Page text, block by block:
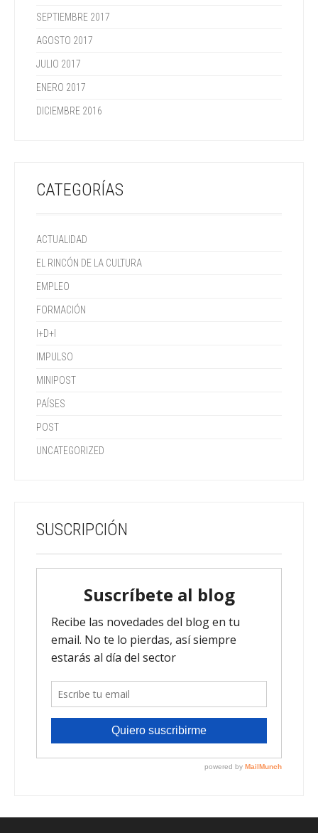
SEPTIEMBRE 2017
AGOSTO 2017
JULIO 2017
ENERO 2017
DICIEMBRE 2016
CATEGORÍAS
ACTUALIDAD
EL RINCÓN DE LA CULTURA
EMPLEO
FORMACIÓN
I+D+I
IMPULSO
MINIPOST
PAÍSES
POST
UNCATEGORIZED
SUSCRIPCIÓN